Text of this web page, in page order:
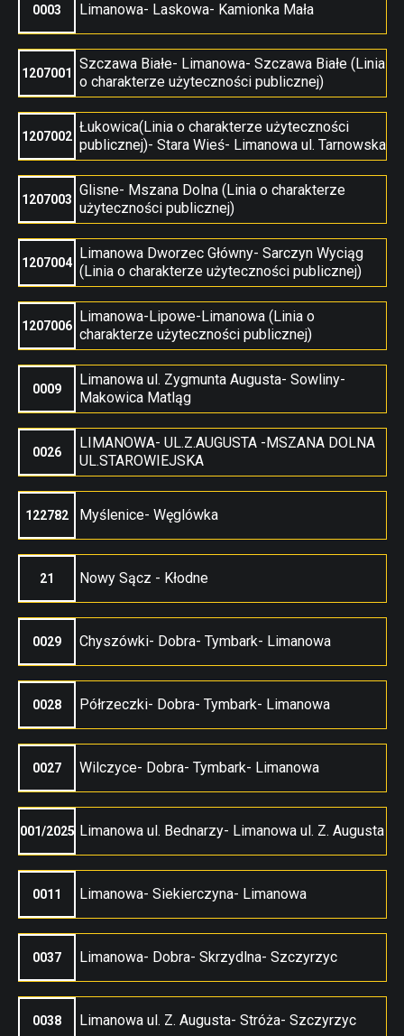
0003 Limanowa- Laskowa- Kamionka Mała
1207001
Szczawa Białe- Limanowa- Szczawa Białe (Linia
o charakterze użyteczności publicznej)
1207002
Łukowica(Linia o charakterze użyteczności
publicznej)- Stara Wieś- Limanowa ul. Tarnowska
1207003
Glisne- Mszana Dolna (Linia o charakterze
użyteczności publicznej)
1207004
Limanowa Dworzec Główny- Sarczyn Wyciąg
(Linia o charakterze użyteczności publicznej)
1207006
Limanowa-Lipowe-Limanowa (Linia o
charakterze użyteczności publicznej)
0009
Limanowa ul. Zygmunta Augusta- Sowliny-
Makowica Matląg
0026
LIMANOWA- UL.Z.AUGUSTA -MSZANA DOLNA
UL.STAROWIEJSKA
122782 Myślenice- Węglówka
21 Nowy Sącz - Kłodne
0029 Chyszówki- Dobra- Tymbark- Limanowa
0028 Półrzeczki- Dobra- Tymbark- Limanowa
0027 Wilczyce- Dobra- Tymbark- Limanowa
001/2025 Limanowa ul. Bednarzy- Limanowa ul. Z. Augusta
0011 Limanowa- Siekierczyna- Limanowa
0037 Limanowa- Dobra- Skrzydlna- Szczyrzyc
0038 Limanowa ul. Z. Augusta- Stróża- Szczyrzyc